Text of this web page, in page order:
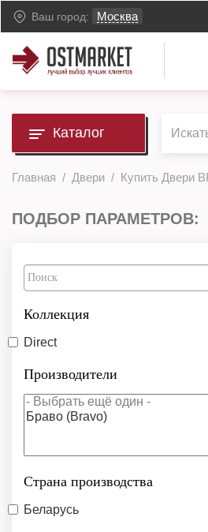
Ваш город: Москва
Каталог
Главная Двери Купить Двери
ПОДБОР ПАРАМЕТРОВ:
Коллекция
Direct
Производители
Страна производства
Беларусь